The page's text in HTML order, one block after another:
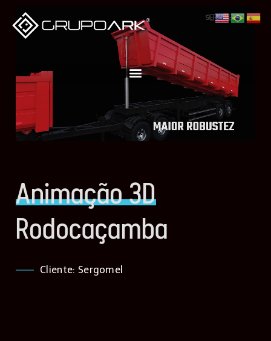
Animação 3D
Rodocaçamba
Cliente: Sergomel